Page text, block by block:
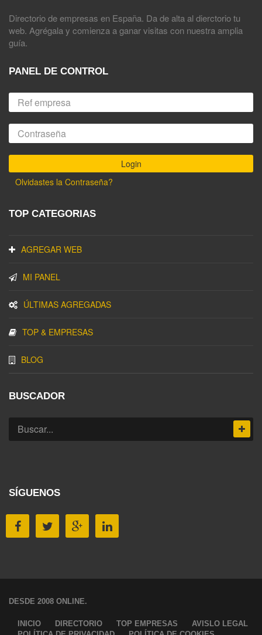
Directorio de empresas en España. Da de alta al dierctorio tu
web. Agrégala y comienza a ganar visitas con nuestra amplia
guía.
PANEL DE CONTROL
Olvidastes la Contraseña?
TOP CATEGORIAS
AGREGAR WEB
MI PANEL
ÚLTIMAS AGREGADAS
TOP & EMPRESAS
BLOG
BUSCADOR
SÍGUENOS
DESDE 2008 ONLINE.
INICIO DIRECTORIO TOP EMPRESAS
AVISLO LEGAL